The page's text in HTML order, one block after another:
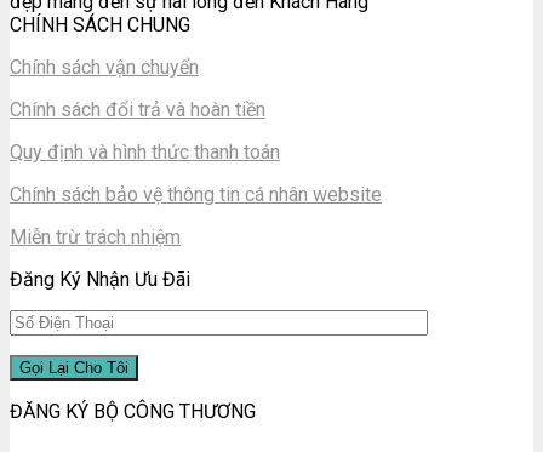
CHÍNH SÁCH CHUNG
Chính sách vận chuyển
Chính sách đổi trả và hoàn tiền
Quy định và hình thức thanh toán
Chính sách bảo vệ thông tin cá nhân website
Miễn trừ trách nhiệm
Đăng Ký Nhận Ưu Đãi
ĐĂNG KÝ BỘ CÔNG THƯƠNG